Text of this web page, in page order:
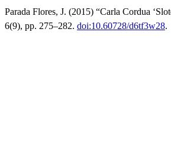
Parada Flores, J. (2015) “Carla Cordua
6(9), pp. 275–282. doi:10.60728/d6tf3w28.